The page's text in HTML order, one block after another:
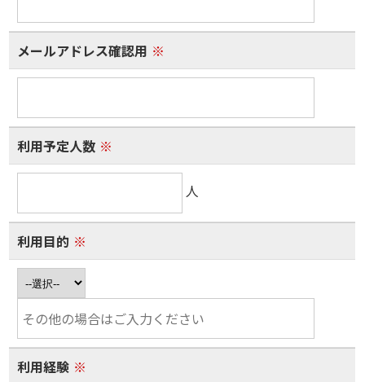
メールアドレス確認用 ※
利用予定人数 ※
人
利用目的 ※
利用経験 ※